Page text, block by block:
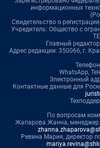
информационных
Свидетельство о
Учредитель: Общество с
Главный
Адрес редакции: 350066, г.
WhatsApp,
Электронный
Контактные данные для
По вопросам
Жапарова Жанна, менеджер
Ревина Мария, директор